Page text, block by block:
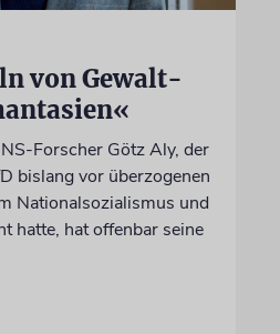
von Gewalt-
Forscher Götz Aly, der
bislang vor überzogenen
Nationalsozialismus und
hatte, hat offenbar seine